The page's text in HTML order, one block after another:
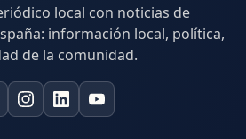
local con noticias de
información local, política,
de la comunidad.